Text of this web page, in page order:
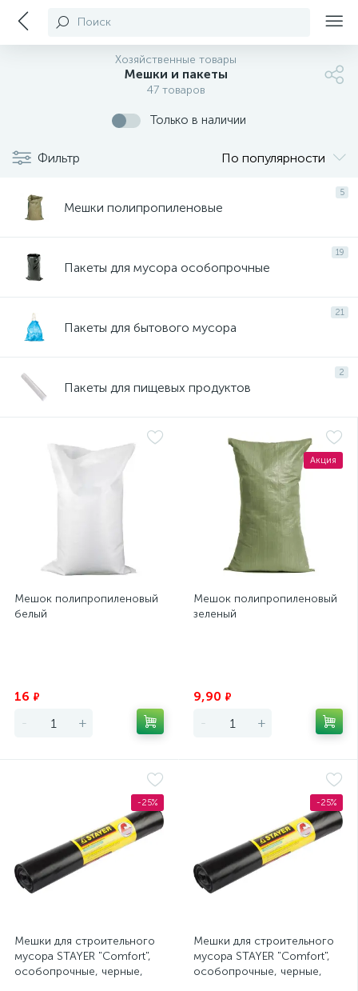
Поиск
Хозяйственные товары
Мешки и пакеты
47 товаров
Только в наличии
Фильтр По популярности
5
Мешки полипропиленовые
19
Пакеты для мусора особопрочные
21
Пакеты для бытового мусора
2
Пакеты для пищевых продуктов
Мешок полипропиленовый
белый
16 ₽
- +
Акция
Мешок полипропиленовый
зеленый
9,90 ₽
- +
-25%
Мешки для строительного
мусора STAYER "Comfort",
особопрочные, черные,
-25%
Мешки для строительного
мусора STAYER "Comfort",
особопрочные, черные,